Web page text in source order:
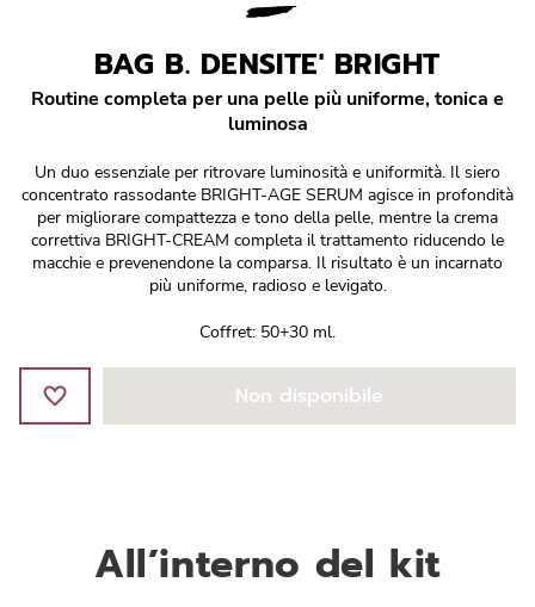
Réponse Délicate
Réponse Cosmake-up
Réponse Fondamentale
Réponse Soleil
BAG B. DENSITE' BRIGHT
Routine completa per una pelle più uniforme, tonica e
luminosa
Un duo essenziale per ritrovare luminosità e uniformità. Il siero
concentrato rassodante BRIGHT-AGE SERUM agisce in profondità
per migliorare compattezza e tono della pelle, mentre la crema
correttiva BRIGHT-CREAM completa il trattamento riducendo le
macchie e prevenendone la comparsa. Il risultato è un incarnato
più uniforme, radioso e levigato.
Coffret: 50+30 ml.
Non disponibile
All’interno del kit